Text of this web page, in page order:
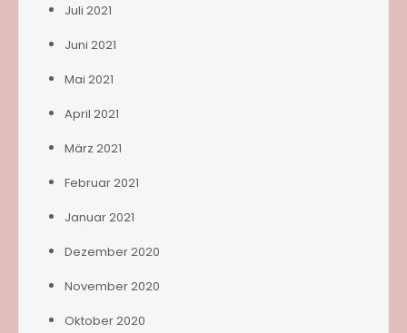
Juli 2021
Juni 2021
Mai 2021
April 2021
März 2021
Februar 2021
Januar 2021
Dezember 2020
November 2020
Oktober 2020